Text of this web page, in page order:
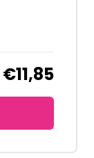
€11,85